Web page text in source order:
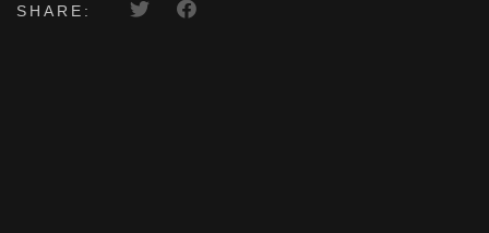
SHARE: